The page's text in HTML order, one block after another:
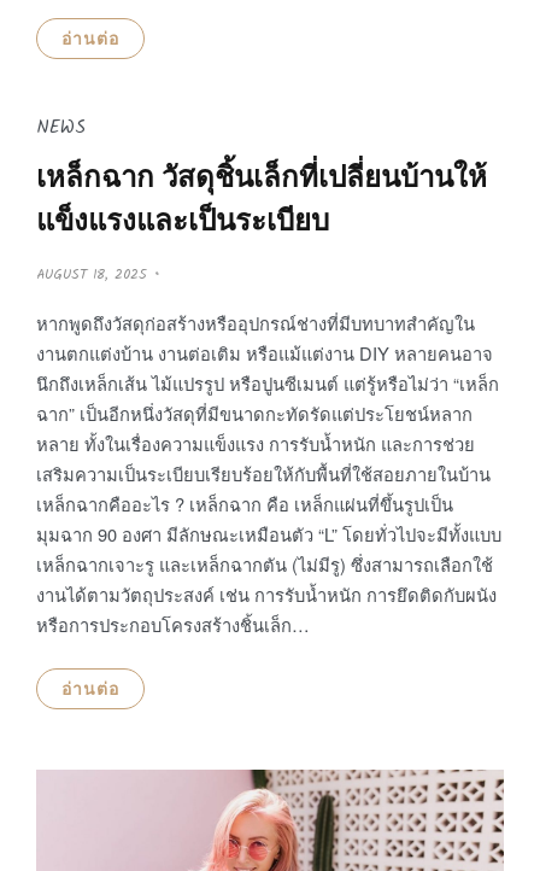
อ่านต่อ
NEWS
เหล็กฉาก วัสดุชิ้นเล็กที่เปลี่ยนบ้านให้
แข็งแรงและเป็นระเบียบ
P
O
E
O
N
AUGUST 18, 2025
หากพูดถึงวัสดุก่อสร้างหรืออุปกรณ์ช่างที่มีบทบาทสำคัญใน
งานตกแต่งบ้าน งานต่อเติม หรือแม้แต่งาน DIY หลายคนอาจ
นึกถึงเหล็กเส้น ไม้แปรรูป หรือปูนซีเมนต์ แต่รู้หรือไม่ว่า “เหล็ก
ฉาก” เป็นอีกหนึ่งวัสดุที่มีขนาดกะทัดรัดแต่ประโยชน์หลาก
หลาย ทั้งในเรื่องความแข็งแรง การรับน้ำหนัก และการช่วย
เสริมความเป็นระเบียบเรียบร้อยให้กับพื้นที่ใช้สอยภายในบ้าน
เหล็กฉากคืออะไร ? เหล็กฉาก คือ เหล็กแผ่นที่ขึ้นรูปเป็น
มุมฉาก 90 องศา มีลักษณะเหมือนตัว “L” โดยทั่วไปจะมีทั้งแบบ
เหล็กฉากเจาะรู และเหล็กฉากตัน (ไม่มีรู) ซึ่งสามารถเลือกใช้
งานได้ตามวัตถุประสงค์ เช่น การรับน้ำหนัก การยึดติดกับผนัง
หรือการประกอบโครงสร้างชิ้นเล็ก…
อ่านต่อ